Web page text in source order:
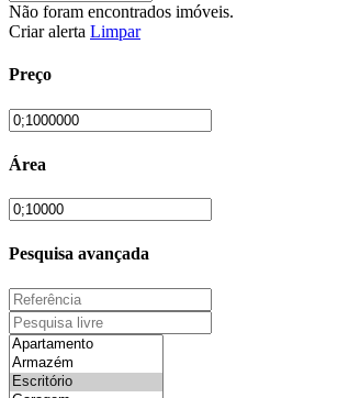
Não foram encontrados imóveis.
Criar alerta Limpar
Preço
Área
Pesquisa avançada